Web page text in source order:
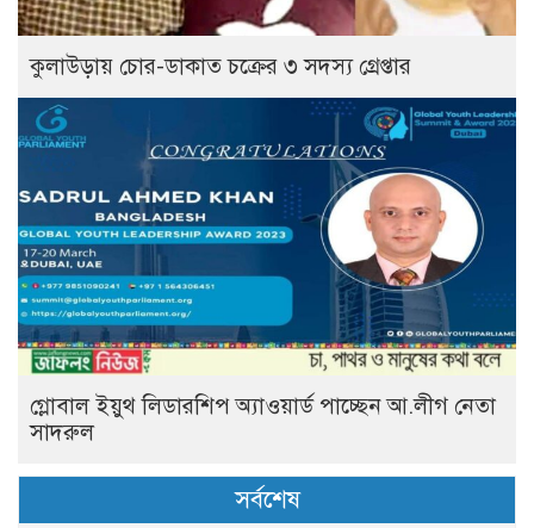
কুলাউড়ায় চোর-ডাকাত চক্রের ৩ সদস্য গ্রেপ্তার
গ্লোবাল ইয়ুথ লিডারশিপ অ্যাওয়ার্ড পাচ্ছেন আ.লীগ নেতা
সাদরুল
সর্বশেষ